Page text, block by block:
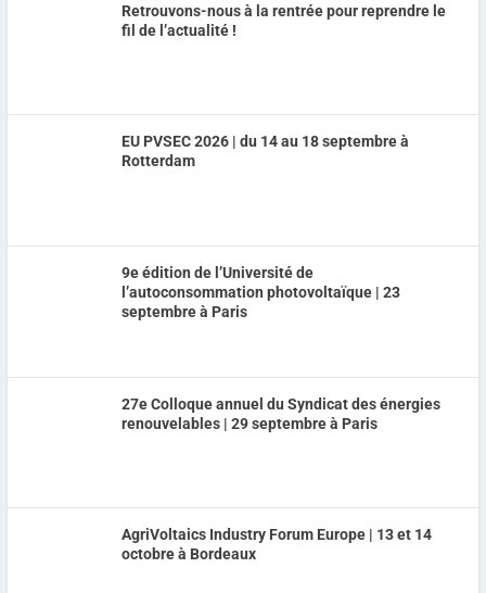
Retrouvons-nous à la rentrée pour reprendre le
fil de l’actualité !
EU PVSEC 2026 | du 14 au 18 septembre à
Rotterdam
9e édition de l’Université de
l’autoconsommation photovoltaïque | 23
septembre à Paris
27e Colloque annuel du Syndicat des énergies
renouvelables | 29 septembre à Paris
AgriVoltaics Industry Forum Europe | 13 et 14
octobre à Bordeaux